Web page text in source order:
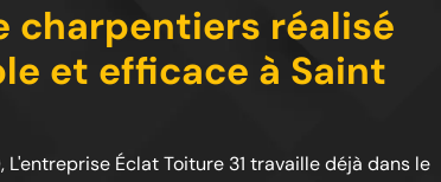
charpentiers réalisé
et efficace à Saint
Éclat Toiture 31 travaille déjà dans le